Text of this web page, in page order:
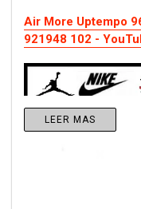
Air More Uptempo
921948 102 -
LEER MAS